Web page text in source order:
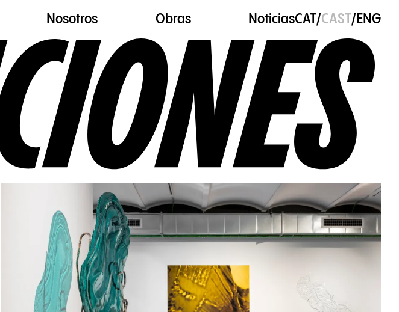
Nosotros Obras NoticiasCAT/CAST/ENG